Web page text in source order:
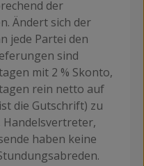
der
Ändert sich der
jede Partei den
sind
mit 2 % Skonto,
rein netto auf
die Gutschrift) zu
haben keine